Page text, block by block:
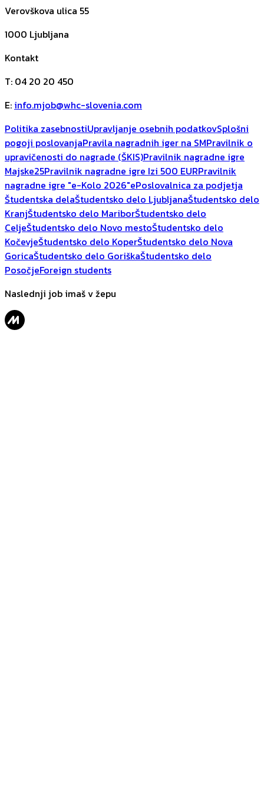
Verovškova ulica 55
1000 Ljubljana
Kontakt
T: 04 20 20 450
E: info.mjob@whc-slovenia.com
Politika zasebnostiUpravljanje osebnih podatkovSplošni
pogoji poslovanjaPravila nagradnih iger na SMPravilnik o
upravičenosti do nagrade (ŠKIS)Pravilnik nagradne igre
Majske25Pravilnik nagradne igre Izi 500 EURPravilnik
nagradne igre "e-Kolo 2026"ePoslovalnica za podjetja
Študentska delaŠtudentsko delo LjubljanaŠtudentsko delo
KranjŠtudentsko delo MariborŠtudentsko delo
CeljeŠtudentsko delo Novo mestoŠtudentsko delo
KočevjeŠtudentsko delo KoperŠtudentsko delo Nova
GoricaŠtudentsko delo GoriškaŠtudentsko delo
PosočjeForeign students
Naslednji job imaš v žepu